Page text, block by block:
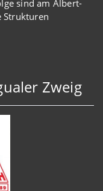
sind am Albert-
Strukturen
Zweig